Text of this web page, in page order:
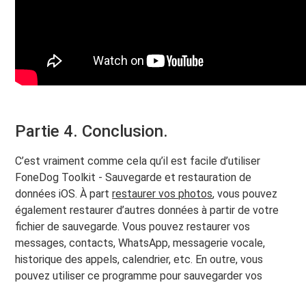
Partie 4. Conclusion.
C’est vraiment comme cela qu’il est facile d’utiliser
FoneDog Toolkit - Sauvegarde et restauration de
données iOS. À partrestaurer vos photos, vous pouvez
également restaurer d’autres données à partir de votre
fichier de sauvegarde. Vous pouvez restaurer vos
messages, contacts, WhatsApp, messagerie vocale,
historique des appels, calendrier, etc. En outre, vous
pouvez utiliser ce programme pour sauvegarder vos